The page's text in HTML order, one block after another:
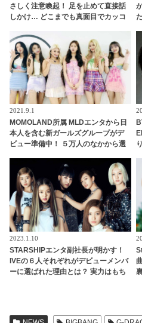
さしく注意喚起！ 足を止めて直接話
しかけ… どこまでも真面目でカッコ
2021.9.1
MOMOLAND所属 MLDエンタから日
本人を含む新ガールズグループがデ
ビュー準備中！ ５万人のなかから選
習生の生活が明らかに
2023.1.10
STARSHIPエンタ副社長が明かす！
IVEの６人それぞれがデビューメンバ
ーに選ばれた理由とは？ 実力はもち